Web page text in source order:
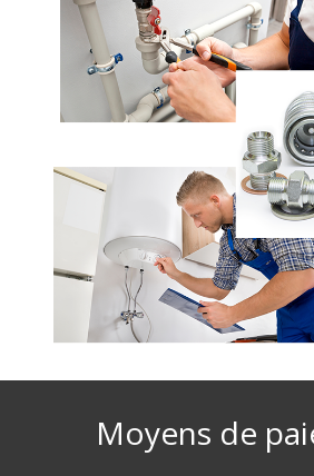
Moyens de